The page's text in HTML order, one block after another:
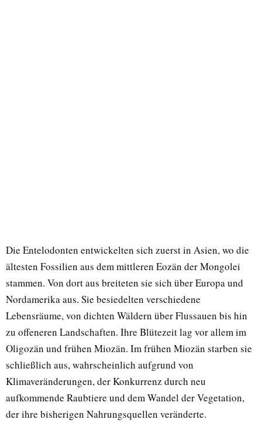
Die Entelodonten entwickelten sich zuerst in Asien, wo die
ältesten Fossilien aus dem mittleren Eozän der Mongolei
stammen. Von dort aus breiteten sie sich über Europa und
Nordamerika aus. Sie besiedelten verschiedene
Lebensräume, von dichten Wäldern über Flussauen bis hin
zu offeneren Landschaften. Ihre Blütezeit lag vor allem im
Oligozän und frühen Miozän. Im frühen Miozän starben sie
schließlich aus, wahrscheinlich aufgrund von
Klimaveränderungen, der Konkurrenz durch neu
aufkommende Raubtiere und dem Wandel der Vegetation,
der ihre bisherigen Nahrungsquellen veränderte.